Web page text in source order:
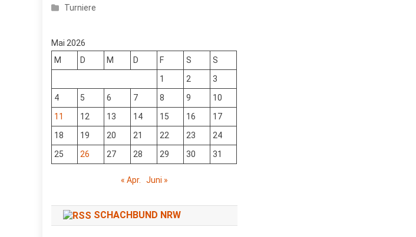
Turniere
Mai 2026
M
D M D F S
S
1
2
3
4
5 6 7 8 9
10
11
12 13 14 15 16
17
18
19 20 21 22 23
24
25
26 27 28 29 30 31
« Apr. Juni »
SCHACHBUND NRW